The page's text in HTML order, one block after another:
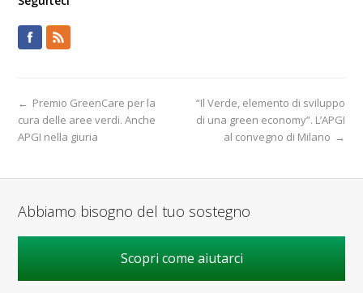
“Il Verde, elemento di sviluppo
di una green economy”. L’APGI
al convegno di Milano →
← Premio GreenCare per la
cura delle aree verdi. Anche
APGI nella giuria
Abbiamo bisogno del tuo sostegno
Scopri come aiutarci